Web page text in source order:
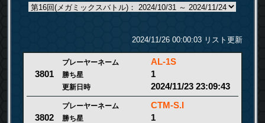
2024/11/26 00:00:03 リスト更新
3801
プレーヤーネーム AL-1S
勝ち星 1
更新日時 2024/11/23 23:09:43
3802
プレーヤーネーム CTM-S.I
勝ち星 1